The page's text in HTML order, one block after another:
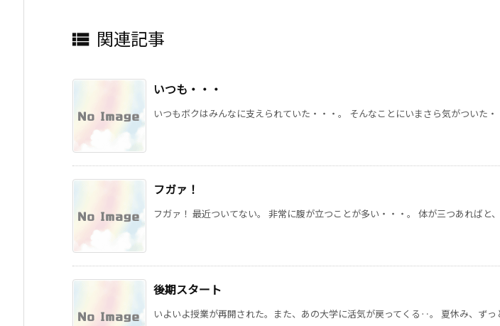
 関連記事
いつも・・・
いつもボクはみんなに支えられていた・・・。 そんなことにいまさら気がついた・
フガァ！
フガァ！ 最近ついてない。 非常に腹が立つことが多い・・・。 体が三つあればと
後期スタート
いよいよ授業が再開された。また、あの大学に活気が戻ってくる‥。 夏休み、ずっ